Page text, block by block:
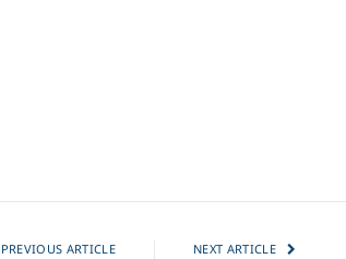
PREVIOUS ARTICLE NEXT ARTICLE